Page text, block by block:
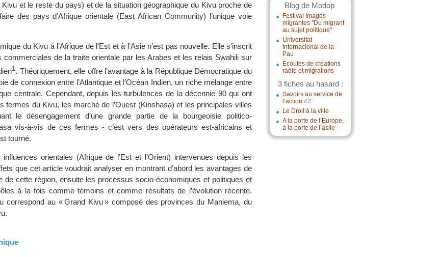
Blog de Modop
Festival Images
migrantes "Du migrant
au sujet politique"
Universitat
Internacional de la
Pau
Écoutes de créations
radio et migrations
3 fiches au hasard :
Savoirs au service de
l’action #2
Le Droit à la ville
A la porte de l’Europe,
à la porte de l’asile
et le reste du pays) et de la situation géographique du Kivu proche de
des pays d’Afrique orientale (East African Community) l’unique voie
du Kivu à l’Afrique de l’Est et à l’Asie n’est pas nouvelle. Elle s’inscrit
commerciales de la traite orientale par les Arabes et les relais Swahili sur
1. Théoriquement, elle offre l’avantage à la République Démocratique du
de connexion entre l’Atlantique et l’Océan Indien, un riche mélange entre
centrale. Cependant, depuis les turbulences de la décennie 90 qui ont
fermes du Kivu, les marché de l’Ouest (Kinshasa) et les principales villes
le désengagement d’une grande partie de la bourgeoisie politico-
vis-à-vis de ces fermes - c’est vers des opérateurs est-africains et
tourné.
orientales (Afrique de l’Est et l’Orient) intervenues depuis les
que cet article voudrait analyser en montrant d’abord les avantages de
de cette région, ensuite les processus socio-économiques et politiques et
à la fois comme témoins et comme résultats de l’évolution récente.
correspond au « Grand Kivu » composé des provinces du Maniema, du